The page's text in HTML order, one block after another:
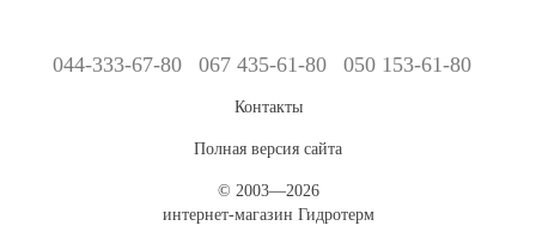
044-333-67-80 067 435-61-80 050 153-61-80
Контакты
Полная версия сайта
© 2003—2026
интернет-магазин Гидротерм